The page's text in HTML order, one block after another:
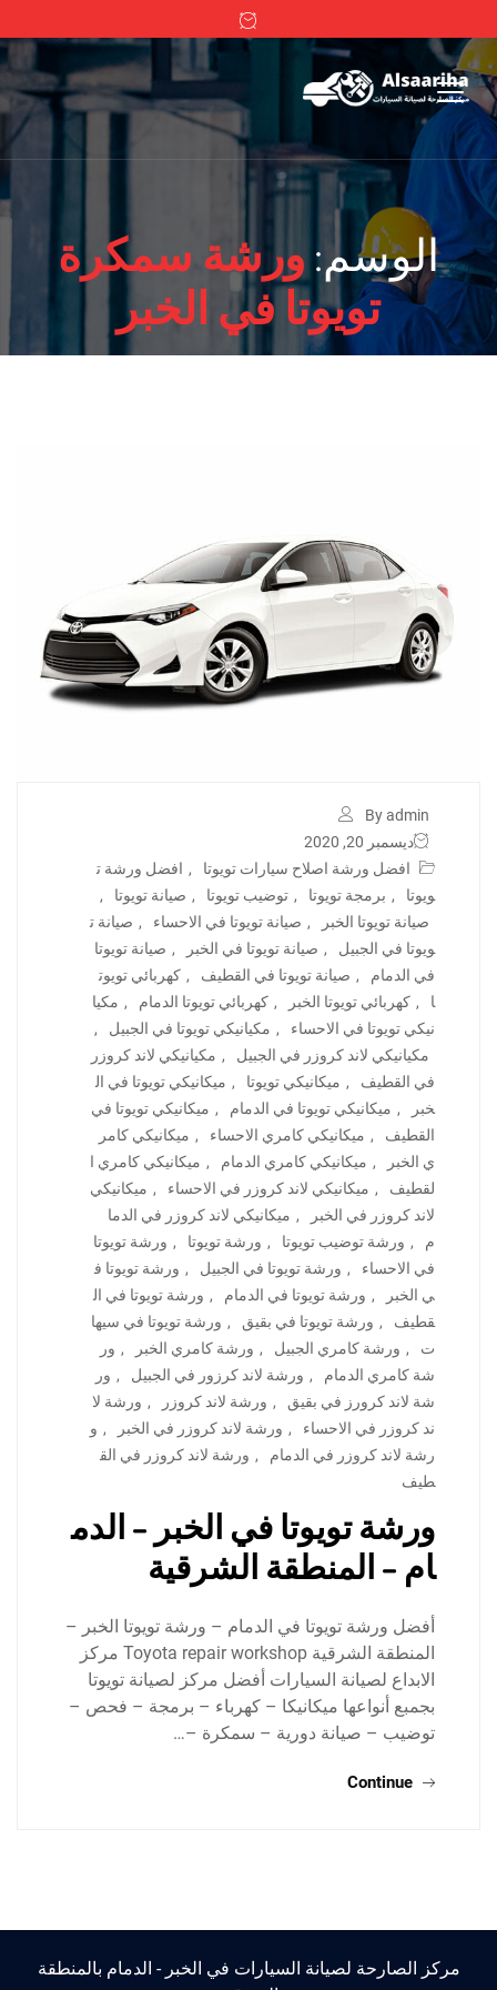
الوسم: ورشة سمكرة
تويوتا في الخبر
By admin
ديسمبر 20, 2020
افضل ورشة اصلاح سيارات تويوتا
, افضل ورشة ت
ويوتا
, برمجة تويوتا , توضيب تويوتا , صيانة تويوتا
,
صيانة تويوتا الخبر
, صيانة تويوتا في الاحساء , صيانة ت
ويوتا في الجبيل
, صيانة تويوتا في الخبر , صيانة تويوتا
في الدمام
, صيانة تويوتا في القطيف , كهربائي تويوت
ا
, كهربائي تويوتا الخبر , كهربائي تويوتا الدمام , مكيا
نيكي تويوتا في الاحساء
, مكيانيكي تويوتا في الجبيل
,
مكيانيكي لاند كروزر في الجبيل
, مكيانيكي لاند كروزر
في القطيف
, ميكانيكي تويوتا , ميكانيكي تويوتا في ال
خبر
, ميكانيكي تويوتا في الدمام , ميكانيكي تويوتا في
القطيف
, ميكانيكي كامري الاحساء , ميكانيكي كامر
ي الخبر
, ميكانيكي كامري الدمام , ميكانيكي كامري ا
لقطيف
, ميكانيكي لاند كروزر في الاحساء , ميكانيكي
لاند كروزر في الخبر
, ميكانيكي لاند كروزر في الدما
م
, ورشة توضيب تويوتا , ورشة تويوتا , ورشة تويوتا
في الاحساء
, ورشة تويوتا في الجبيل , ورشة تويوتا ف
ي الخبر
, ورشة تويوتا في الدمام , ورشة تويوتا في ال
قطيف
, ورشة تويوتا في بقيق , ورشة تويوتا في سيها
ت
, ورشة كامري الجبيل , ورشة كامري الخبر , ور
شة كامري الدمام
, ورشة لاند كرزور في الجبيل , ور
شة لاند كرورز في بقيق
, ورشة لاند كروزر , ورشة لا
ند كروزر في الاحساء
, ورشة لاند كروزر في الخبر , و
رشة لاند كروزر في الدمام
, ورشة لاند كروزر في الق
طيف
ورشة تويوتا في الخبر – الدم
ام – المنطقة الشرقية
أفضل ورشة تويوتا في الدمام – ورشة تويوتا الخبر –
المنطقة الشرقية Toyota repair workshop مركز
الابداع لصيانة السيارات أفضل مركز لصيانة تويوتا
بجمبع أنواعها ميكانيكا – كهرباء – برمجة – فحص –
توضيب – صيانة دورية – سمكرة –…
Continue
مركز الصارحة لصيانة السيارات في الخبر - الدمام بالمنطقة